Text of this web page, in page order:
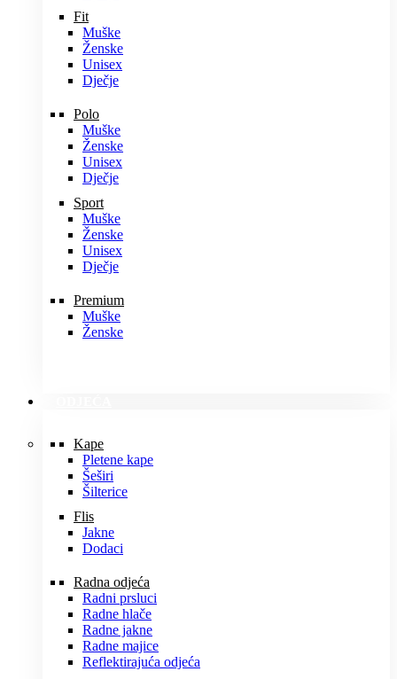
Fit
Muške
Ženske
Unisex
Dječje
Polo
Muške
Ženske
Unisex
Dječje
Sport
Muške
Ženske
Unisex
Dječje
Premium
Muške
Ženske
Kape
Pletene kape
Šeširi
Šilterice
Flis
Jakne
Dodaci
Radna odjeća
Radni prsluci
Radne hlače
Radne jakne
Radne majice
Reflektirajuća odjeća